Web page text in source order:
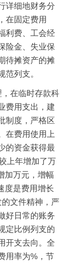
详细地财务分
在固定费用
利费、工会经
险金、失业保
待摊资产的摊
范列支。
在临时存款科
费用支出，建
制度，严格区
在费用使用上
的资金获得最
上年增加了万
加万元，增幅
度是费用增长
文件精神，严
好日常的账务
定比例列支的
开支去向。全
用率为%，节